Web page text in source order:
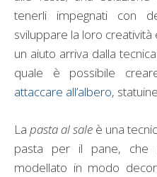
tenerli impegnati con
sviluppare la loro
un aiuto arriva dalla
quale è possibile
attaccare all’albero,
La pasta al sale è una
pasta per il pane, che
modellato in modo